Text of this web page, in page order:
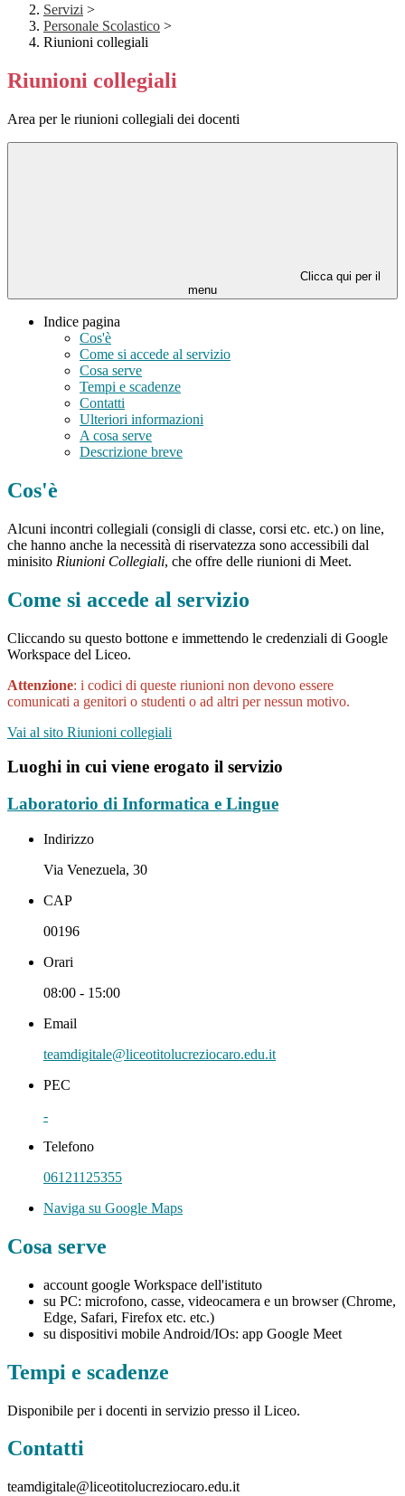
Servizi >
Personale Scolastico >
Riunioni collegiali
Riunioni collegiali
Area per le riunioni collegiali dei docenti
Clicca qui per il
menu
Indice pagina
Cos'è
Come si accede al servizio
Cosa serve
Tempi e scadenze
Contatti
Ulteriori informazioni
A cosa serve
Descrizione breve
Cos'è
Alcuni incontri collegiali (consigli di classe, corsi etc. etc.) on line,
che hanno anche la necessità di riservatezza sono accessibili dal
minisito Riunioni Collegiali, che offre delle riunioni di Meet.
Come si accede al servizio
Cliccando su questo bottone e immettendo le credenziali di Google
Workspace del Liceo.
Attenzione: i codici di queste riunioni non devono essere
comunicati a genitori o studenti o ad altri per nessun motivo.
Vai al sito Riunioni collegiali
Luoghi in cui viene erogato il servizio
Laboratorio di Informatica e Lingue
Indirizzo
Via Venezuela, 30
CAP
00196
Orari
08:00 - 15:00
Email
teamdigitale@liceotitolucreziocaro.edu.it
PEC
-
Telefono
06121125355
Naviga su Google Maps
Cosa serve
account google Workspace dell'istituto
su PC: microfono, casse, videocamera e un browser (Chrome,
Edge, Safari, Firefox etc. etc.)
su dispositivi mobile Android/IOs: app Google Meet
Tempi e scadenze
Disponibile per i docenti in servizio presso il Liceo.
Contatti
teamdigitale@liceotitolucreziocaro.edu.it